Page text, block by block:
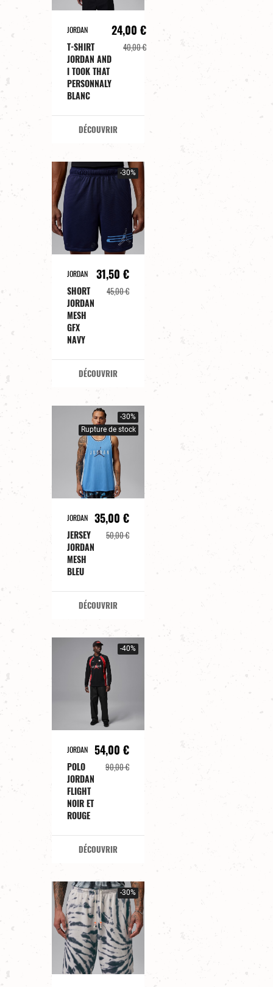
JORDAN
T-SHIRT
JORDAN AND
I TOOK THAT
PERSONNALY
BLANC
24,00 €
40,00 €
DÉCOUVRIR
-30%
JORDAN
SHORT
JORDAN
MESH
GFX
NAVY
31,50 €
45,00 €
DÉCOUVRIR
-30%
Rupture de stock
JORDAN
JERSEY
JORDAN
MESH
BLEU
35,00 €
50,00 €
DÉCOUVRIR
-40%
JORDAN
POLO
JORDAN
FLIGHT
NOIR ET
ROUGE
54,00 €
90,00 €
DÉCOUVRIR
-30%